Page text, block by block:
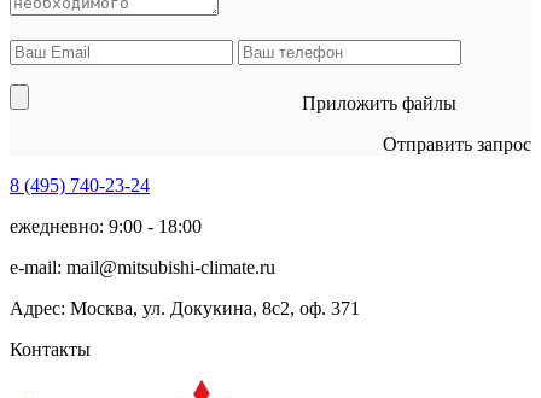
Приложить файлы
Отправить запрос
8 (495) 740-23-24
ежедневно: 9:00 - 18:00
e-mail: mail@mitsubishi-climate.ru
Адрес: Москва, ул. Докукина, 8с2, оф. 371
Контакты